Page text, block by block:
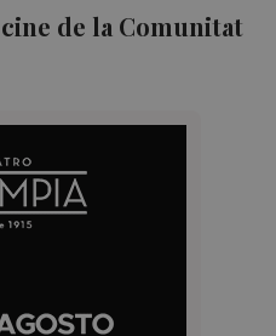
cine de la Comunitat